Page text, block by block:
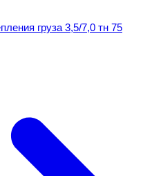
груза 3,5/7,0 тн 75